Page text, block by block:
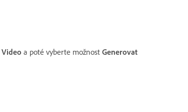
Video a poté vyberte možnost Generovat